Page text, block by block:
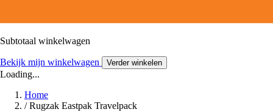
Subtotaal winkelwagen
Bekijk mijn winkelwagen Verder winkelen
Loading...
Home
/ Rugzak Eastpak Travelpack